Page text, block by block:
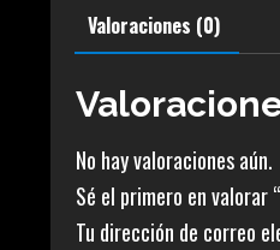
Valoraciones (0)
No hay valoraciones aún.
Sé el primero en valorar
Tu dirección de correo